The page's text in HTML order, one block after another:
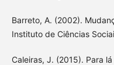
Barreto, A. (2002).
Instituto de Ciências
Caleiras, J. (2015). Para